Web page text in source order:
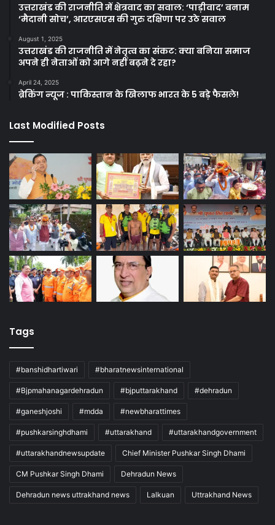
उत्तराखंड की राजनीति में क्षेत्रवाद का सवाल: ‘पाड़ीवाद’ बनाम
‘मैदानी सोच’, आरएसएस की गुरु दक्षिणा पर उठे सवाल
August 1, 2025
उत्तराखंड की राजनीति में नेतृत्व का संकट: क्या बनिया समाज
अपने ही नेताओं को आगे नहीं बढ़ने दे रहा?
April 24, 2025
ब्रेकिंग न्यूज : पाकिस्तान के खिलाफ भारत के 5 बड़े फैसले!
Last Modified Posts
Tags
#banshidhartiwari #bharatnewsinternational
#Bjpmahanagardehradun #bjputtarakhand #dehradun
#ganeshjoshi #mdda #newbharattimes
#pushkarsinghdhami #uttarakhand #uttarakhandgovernment
#uttarakhandnewsupdate Chief Minister Pushkar Singh Dhami
CM Pushkar Singh Dhami Dehradun News
Dehradun news uttrakhand news Lalkuan Uttrakhand News